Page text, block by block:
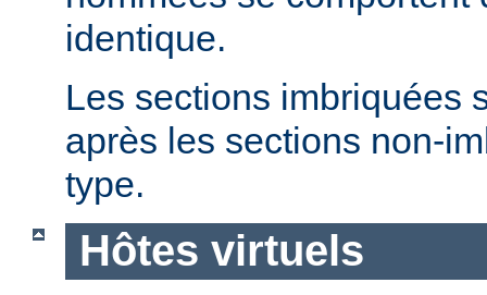
identique.
Les sections imbriquées
après les sections non-
type.
Hôtes virtuels